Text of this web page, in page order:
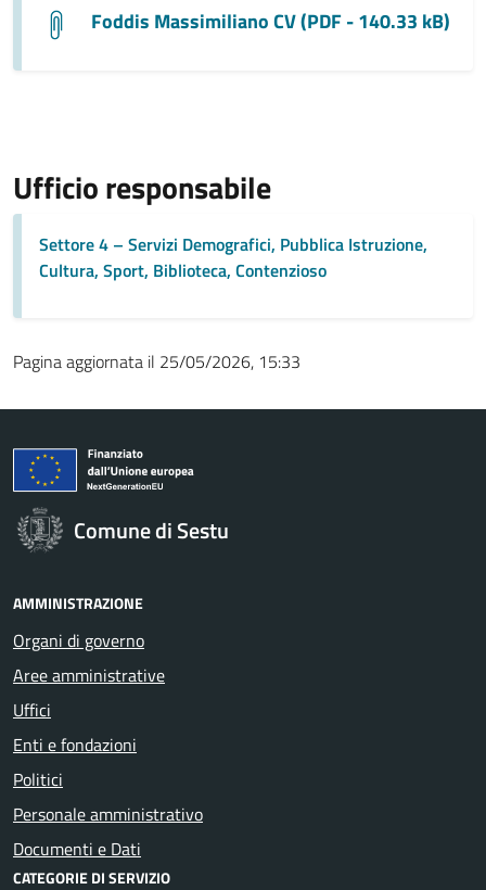
Foddis Massimiliano CV (PDF - 140.33 kB)
Ufficio responsabile
Settore 4 – Servizi Demografici, Pubblica Istruzione,
Cultura, Sport, Biblioteca, Contenzioso
Pagina aggiornata il 25/05/2026, 15:33
Comune di Sestu
AMMINISTRAZIONE
Organi di governo
Aree amministrative
Uffici
Enti e fondazioni
Politici
Personale amministrativo
Documenti e Dati
CATEGORIE DI SERVIZIO